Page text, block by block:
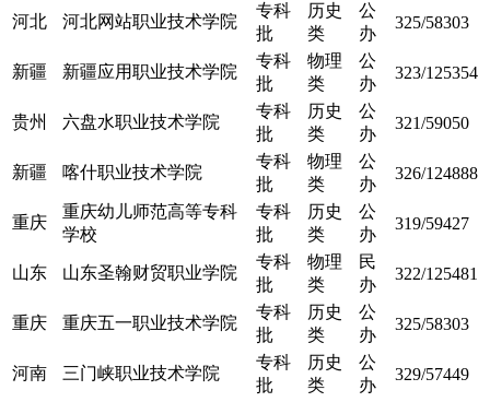
河北 河北网站职业技术学院
专科
批
历史
类
公
办
325/58303
新疆 新疆应用职业技术学院
专科
批
物理
类
公
办
323/125354
贵州 六盘水职业技术学院
专科
批
历史
类
公
办
321/59050
新疆 喀什职业技术学院
专科
批
物理
类
公
办
326/124888
重庆
重庆幼儿师范高等专科
学校
专科
批
历史
类
公
办
319/59427
山东 山东圣翰财贸职业学院
专科
批
物理
类
民
办
322/125481
重庆 重庆五一职业技术学院
专科
批
历史
类
公
办
325/58303
河南 三门峡职业技术学院
专科
批
历史
类
公
办
329/57449